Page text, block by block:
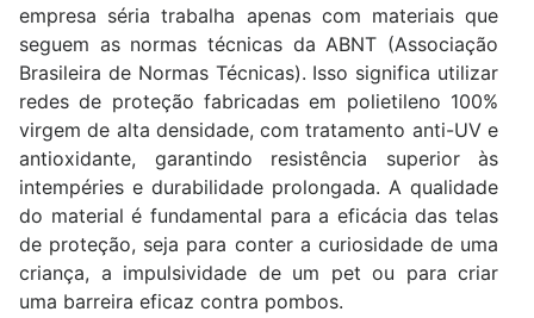
empresa séria trabalha apenas com materiais que
seguem as normas técnicas da ABNT (Associação
Brasileira de Normas Técnicas). Isso significa utilizar
redes de proteção fabricadas em polietileno 100%
virgem de alta densidade, com tratamento anti-UV e
antioxidante, garantindo resistência superior às
intempéries e durabilidade prolongada. A qualidade
do material é fundamental para a eficácia das telas
de proteção, seja para conter a curiosidade de uma
criança, a impulsividade de um pet ou para criar
uma barreira eficaz contra pombos.